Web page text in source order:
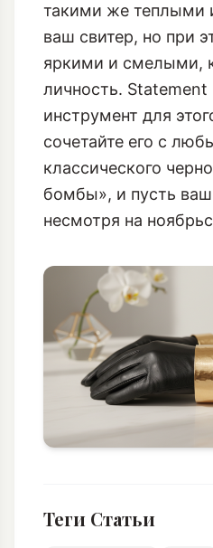
такими же теплыми
ваш свитер, но при
яркими и смелыми,
личность.
инструмент для
сочетайте его с
классического
бомбы», и пусть ваш
несмотря на
Теги Статьи